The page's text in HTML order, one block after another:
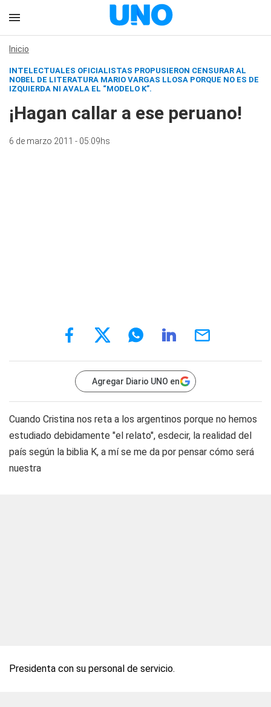
Inicio
INTELECTUALES OFICIALISTAS PROPUSIERON CENSURAR AL
NOBEL DE LITERATURA MARIO VARGAS LLOSA PORQUE NO ES DE
IZQUIERDA NI AVALA EL “MODELO K”.
¡Hagan callar a ese peruano!
6 de marzo 2011 - 05:09hs
Agregar Diario UNO en
Cuando Cristina nos reta a los argentinos porque no hemos
estudiado debidamente "el relato", esdecir, la realidad del
país según la biblia K, a mí se me da por pensar cómo será
nuestra
Presidenta con su personal de servicio.